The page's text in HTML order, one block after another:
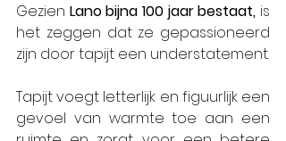
Gezien Lano bijna 100 jaar bestaat, is
het zeggen dat ze gepassioneerd
zijn door tapijt een understatement.
Tapijt voegt letterlijk en figuurlijk een
gevoel van warmte toe aan een